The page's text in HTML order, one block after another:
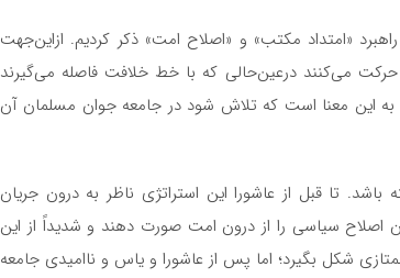
«امتداد مکتب» و «اصلاح امت» ذکر کردیم. ازاین‌جهت
می‌کنند درعین‌حالی که با خط خلافت فاصله می‌گیرند
این معنا است که تلاش شود در جامعه جوان مسلمان آن
تا قبل از عاشورا این استراتژی ناظر به درون جریان
سیاسی را از درون امت صورت دهند و شدیداً از این
شکل بگیرد؛ اما پس از عاشورا و یاس و ناامیدی جامعه